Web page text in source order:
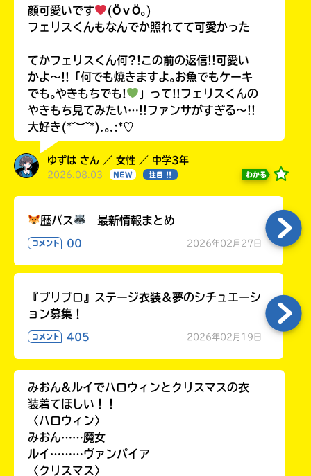
顔可愛いです
(ӦｖӦ｡)
フェリスくんもなんでか照れてて可愛かった
てかフェリスくん何?!この前の返信!!可愛い
かよ〜!!「何でも焼きますよ｡お魚でもケーキ
でも｡やきもちでも!
」って!!フェリスくんの
やきもち見てみたい…!!ファンサがすぎる〜!!
大好き(*˘︶˘*).｡.:*♡
ゆずは さん ／ 女性 ／ 中学3年
2026.08.03 NEW 注目 !! わかる
歴バス 最新情報まとめ
コメント 00 2026年02月27日
『プリプロ』ステージ衣装＆夢のシチュエーシ
ョン募集！
コメント 405 2026年02月19日
みおん&ルイでハロウィンとクリスマスの衣
装着てほしい！！
〈ハロウィン〉
みおん……魔女
ルイ………ヴァンパイア
〈クリスマス〉